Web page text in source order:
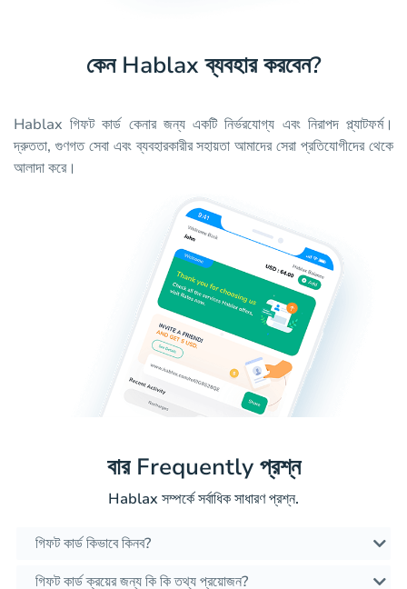
কেন Hablax ব্যবহার করবেন?
Hablax গিফট কার্ড কেনার জন্য একটি নির্ভরযোগ্য এবং নিরাপদ প্ল্যাটফর্ম।
দ্রুততা, গুণগত সেবা এবং ব্যবহারকারীর সহায়তা আমাদের সেরা প্রতিযোগীদের থেকে
আলাদা করে।
বার Frequently প্রশ্ন
Hablax সম্পর্কে সর্বাধিক সাধারণ প্রশ্ন.
গিফট কার্ড কিভাবে কিনব?
গিফট কার্ড ক্রয়ের জন্য কি কি তথ্য প্রয়োজন?